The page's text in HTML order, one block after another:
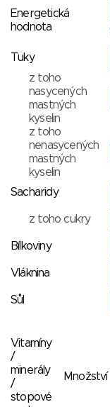
Energetická
hodnota
Tuky
z toho
nasycených
mastných
kyselin
z toho
nenasycených
mastných
kyselin
Sacharidy
z toho cukry
Bílkoviny
Vláknina
Sůl
Vitamíny
/
minerály
/
stopové
Množství